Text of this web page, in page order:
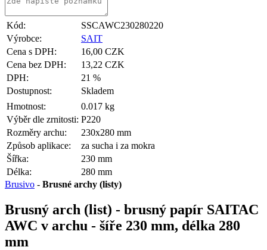
Kód:
SSCAWC230280220
Výrobce:
SAIT
Cena s DPH:
16,00 CZK
Cena bez DPH:
13,22 CZK
DPH:
21 %
Dostupnost:
Skladem
Hmotnost:
0.017 kg
Výběr dle zrnitosti: P220
Rozměry archu:
230x280 mm
Způsob aplikace:
za sucha i za mokra
Šířka:
230 mm
Délka:
280 mm
Brusivo - Brusné archy (listy)
Brusný arch (list) - brusný papír SAITAC
AWC v archu - šíře 230 mm, délka 280
mm